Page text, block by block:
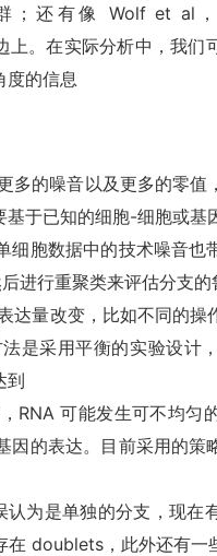
还有像 Wolf et al，
。在实际分析中，我们
度的信息
的噪音以及更多的零值
于已知的细胞-细胞或基
细胞数据中的技术噪音
进行重聚类来评估分支的
达量改变，比如不同的操
是采用平衡的实验设计
到
RNA 可能发生可不均匀
的表达。目前采用的策
为是单独的分支，现在
doublets，此外还有一